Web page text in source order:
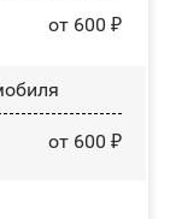
от 600 ₽
от 600 ₽